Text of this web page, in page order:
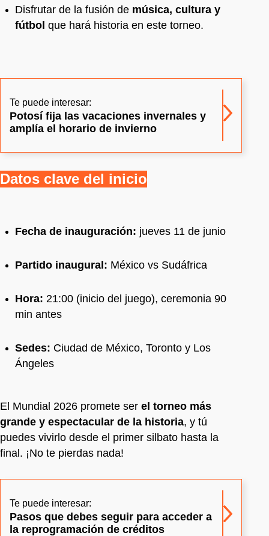
Disfrutar de la fusión de música, cultura y
fútbol que hará historia en este torneo.
Te puede interesar:
Potosí fija las vacaciones invernales y
amplía el horario de invierno
Datos clave del inicio
Fecha de inauguración: jueves 11 de junio
Partido inaugural: México vs Sudáfrica
Hora: 21:00 (inicio del juego), ceremonia 90
min antes
Sedes: Ciudad de México, Toronto y Los
Ángeles
El Mundial 2026 promete ser el torneo más
grande y espectacular de la historia, y tú
puedes vivirlo desde el primer silbato hasta la
final. ¡No te pierdas nada!
Te puede interesar:
Pasos que debes seguir para acceder a
la reprogramación de créditos